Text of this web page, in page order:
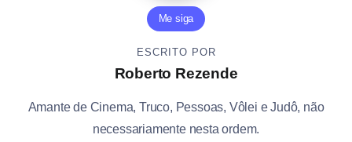
Me siga
ESCRITO POR
Roberto Rezende
Amante de Cinema, Truco, Pessoas, Vôlei e Judô, não
necessariamente nesta ordem.